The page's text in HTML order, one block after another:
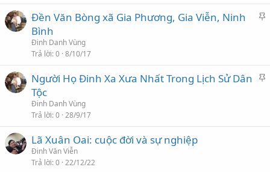
C
Đền Văn Bòng xã Gia Phương, Gia Viễn, Ninh
Bình
Đinh Danh Vùng
Trả lời 0 8/10/17
C
Người Họ Đinh Xa Xưa Nhất Trong Lịch Sử Dân
Tộc
Đinh Danh Vùng
Trả lời 0 28/9/17
Lã Xuân Oai: cuộc đời và sự nghiệp
Đinh Văn Viễn
Trả lời 0 22/12/22